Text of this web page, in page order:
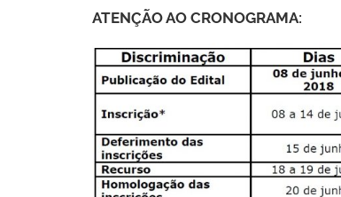
ATENÇÃO AO CRONOGRAMA: